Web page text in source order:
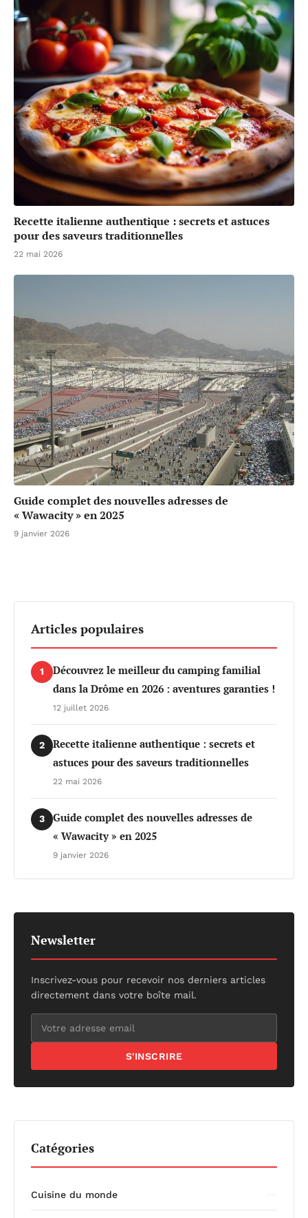
Recette italienne authentique : secrets et astuces
pour des saveurs traditionnelles
22 mai 2026
Guide complet des nouvelles adresses de
« Wawacity » en 2025
9 janvier 2026
Articles populaires
1
Découvrez le meilleur du camping familial
dans la Drôme en 2026 : aventures garanties !
12 juillet 2026
2
Recette italienne authentique : secrets et
astuces pour des saveurs traditionnelles
22 mai 2026
3
Guide complet des nouvelles adresses de
« Wawacity » en 2025
9 janvier 2026
Newsletter
Inscrivez-vous pour recevoir nos derniers articles
directement dans votre boîte mail.
S'INSCRIRE
Catégories
Cuisine du monde